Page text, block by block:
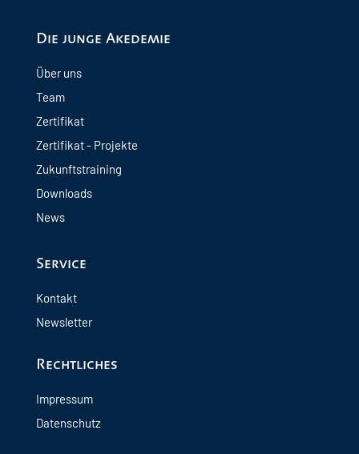
Die junge Akedemie
Über uns
Team
Zertifikat
Zertifikat - Projekte
Zukunftstraining
Downloads
News
Service
Kontakt
Newsletter
Rechtliches
Impressum
Datenschutz